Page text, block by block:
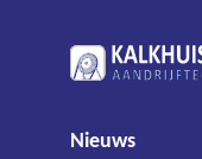
Nieuws